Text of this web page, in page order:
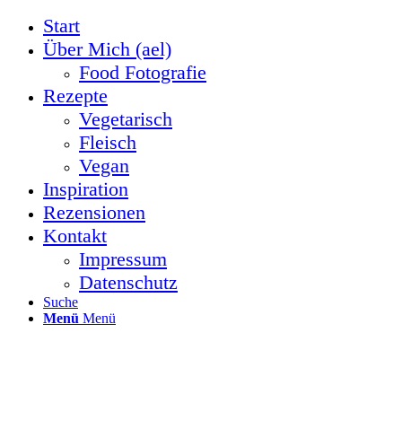
Start
Über Mich (ael)
Food Fotografie
Rezepte
Vegetarisch
Fleisch
Vegan
Inspiration
Rezensionen
Kontakt
Impressum
Datenschutz
Suche
Menü Menü